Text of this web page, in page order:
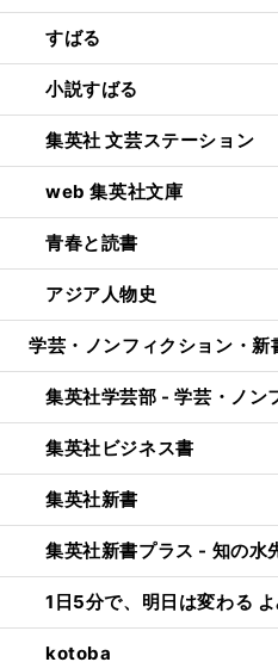
すばる
小説すばる
集英社 文芸ステーション
web 集英社文庫
青春と読書
アジア人物史
学芸・ノンフィクション・新
集英社学芸部 - 学芸・ノン
集英社ビジネス書
集英社新書
集英社新書プラス - 知の水
1日5分で、明日は変わる
kotoba